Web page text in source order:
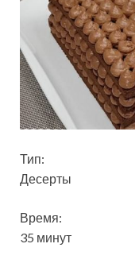
Тип:
Десерты
Время:
35 минут